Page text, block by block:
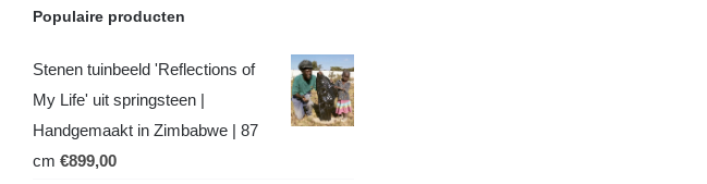
Populaire producten
Stenen tuinbeeld 'Reflections of
My Life' uit springsteen |
Handgemaakt in Zimbabwe | 87
cm €899,00